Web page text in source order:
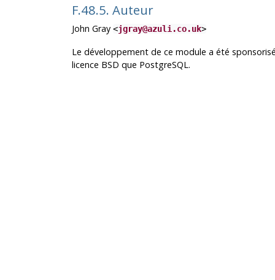
F.48.5. Auteur
John Gray <jgray@azuli.co.uk>
Le développement de ce module a été
licence BSD que PostgreSQL.